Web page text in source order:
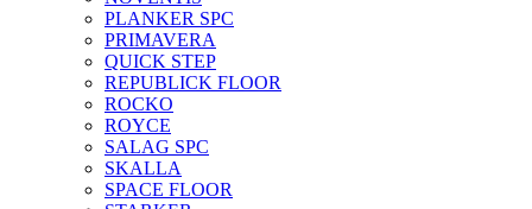
PLANKER SPC
PRIMAVERA
QUICK STEP
REPUBLICK FLOOR
ROCKO
ROYCE
SALAG SPC
SKALLA
SPACE FLOOR